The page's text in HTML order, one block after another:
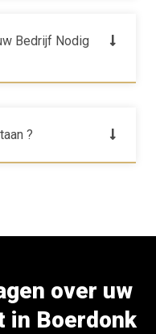
Bedrijf Nodig
?
over uw
in Boerdonk